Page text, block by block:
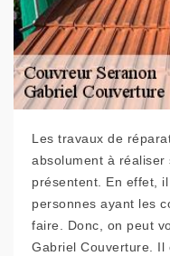
Les travaux de
absolument à réaliser
présentent. En effet,
personnes ayant les
faire. Donc, on peut
Gabriel Couverture. Il